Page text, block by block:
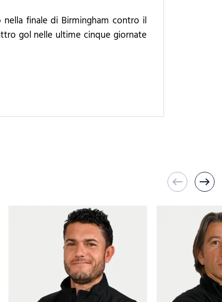
nella finale di Birmingham contro il
gol nelle ultime cinque giornate
west east